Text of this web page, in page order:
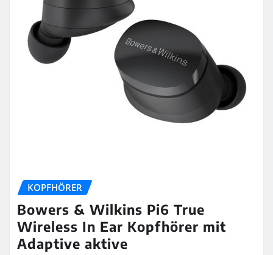
KOPFHÖRER
Bowers & Wilkins Pi6 True
Wireless In Ear Kopfhörer mit
Adaptive aktive